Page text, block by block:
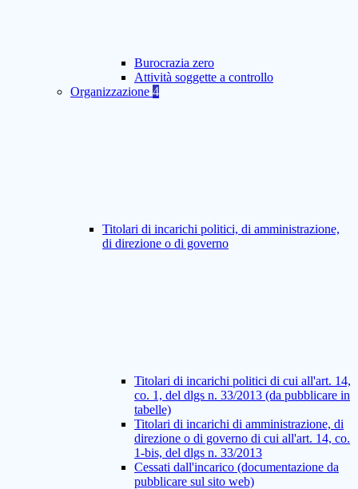
Burocrazia zero
Attività soggette a controllo
Organizzazione 4
Titolari di incarichi politici, di amministrazione,
di direzione o di governo
Titolari di incarichi politici di cui all'art. 14,
co. 1, del dlgs n. 33/2013 (da pubblicare in
tabelle)
Titolari di incarichi di amministrazione, di
direzione o di governo di cui all'art. 14, co.
1-bis, del dlgs n. 33/2013
Cessati dall'incarico (documentazione da
pubblicare sul sito web)